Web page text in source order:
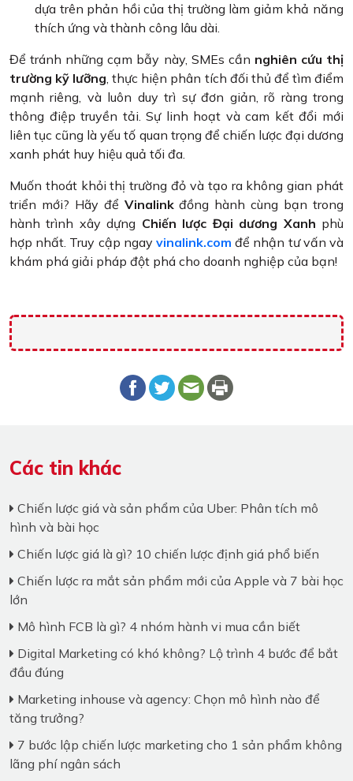
dựa trên phản hồi của thị trường làm giảm khả năng
thích ứng và thành công lâu dài​.
Để tránh những cạm bẫy này, SMEs cần nghiên cứu thị
trường kỹ lưỡng, thực hiện phân tích đối thủ để tìm điểm
mạnh riêng, và luôn duy trì sự đơn giản, rõ ràng trong
thông điệp truyền tải. Sự linh hoạt và cam kết đổi mới
liên tục cũng là yếu tố quan trọng để chiến lược đại dương
xanh phát huy hiệu quả tối đa.
Muốn thoát khỏi thị trường đỏ và tạo ra không gian phát
triển mới? Hãy để Vinalinkđồng hành cùng bạn trong
hành trình xây dựng Chiến lược Đại dương Xanh phù
hợp nhất. Truy cập ngay vinalink.com để nhận tư vấn và
khám phá giải pháp đột phá cho doanh nghiệp của bạn!
Các tin khác
Chiến lược giá và sản phẩm của Uber: Phân tích mô
hình và bài học
Chiến lược giá là gì? 10 chiến lược định giá phổ biến
Chiến lược ra mắt sản phẩm mới của Apple và 7 bài học
lớn
Mô hình FCB là gì? 4 nhóm hành vi mua cần biết
Digital Marketing có khó không? Lộ trình 4 bước để bắt
đầu đúng
Marketing inhouse và agency: Chọn mô hình nào để
tăng trưởng?
7 bước lập chiến lược marketing cho 1 sản phẩm không
lãng phí ngân sách